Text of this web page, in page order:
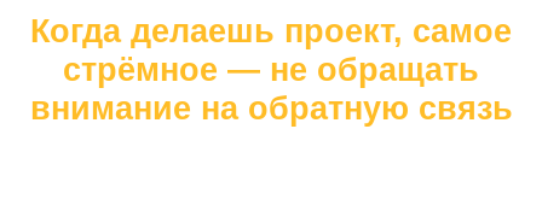
Когда делаешь проект, самое
стрёмное — не обращать
внимание на обратную связь